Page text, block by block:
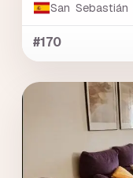
San Sebastián
#170